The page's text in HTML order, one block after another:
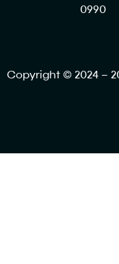
0990
Copyright © 2024 –